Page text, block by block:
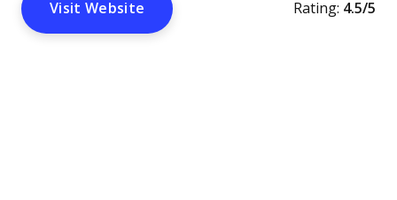
Visit Website Rating: 4.5/5